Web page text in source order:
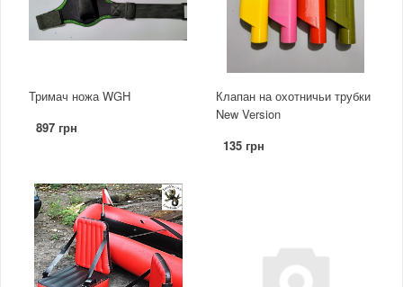
Тримач ножа WGH
897 грн
Клапан на охотничьи трубки
New Version
135 грн